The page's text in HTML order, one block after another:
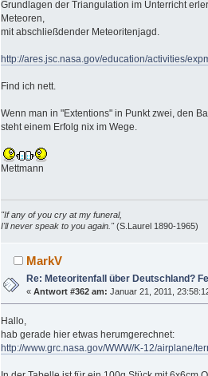
Grundlagen der Triangulation im Unterricht
Meteoren,
mit abschließdender Meteoritenjagd.
http://ares.jsc.nasa.gov/education/activities/
Find ich nett.
Wenn man in "Extentions" in Punkt zwei, den
steht einem Erfolg nix im Wege.
Mettmann
"If any of you cry at my funeral,
I'll never speak to you again."(S.Laurel 1890-1965)
MarkV
Re: Meteoritenfall über Deutschland?
«Antwort #362 am: Januar 21, 2011,
Hallo,
hab gerade hier etwas herumgerechnet:
http://www.grc.nasa.gov/WWW/K-12/airplane/